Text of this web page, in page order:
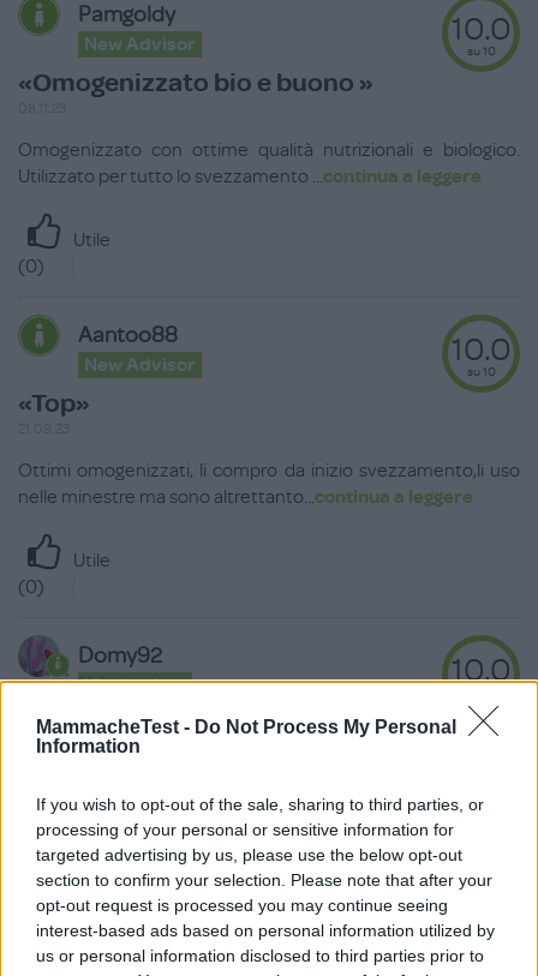
MammacheTest - Do Not Process My Personal
Information
If you wish to opt-out of the sale, sharing to third parties, or
processing of your personal or sensitive information for
targeted advertising by us, please use the below opt-out
section to confirm your selection. Please note that after your
opt-out request is processed you may continue seeing
interest-based ads based on personal information utilized by
us or personal information disclosed to third parties prior to
Pamgoldy
New Advisor
«Omogenizzato bio e buono »
10.0
su 10
Omogenizzato con ottime qualità nutrizionali e biologico.
Utilizzato per tutto lo svezzamento ...continua a leggere
Utile
(0)
Aantoo88
New Advisor
«Top»
10.0
su 10
Ottimi omogenizzati, li compro da inizio svezzamento,li uso
nelle minestre ma sono altrettanto...continua a leggere
Utile
(0)
Domy92
Vip Advisor
«Omogenizzati coop»
20.08.23
10.0
sono prodotti biologici, buonis...continua a leggere
Utile
0)
Guarda tutte le opinioni degli utenti